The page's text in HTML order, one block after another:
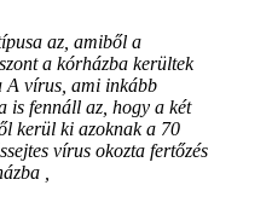
az, amiből a
a kórházba kerültek
A vírus, ami inkább
is fennáll az, hogy a két
kerül ki azoknak a 70
vírus okozta fertőzés
,